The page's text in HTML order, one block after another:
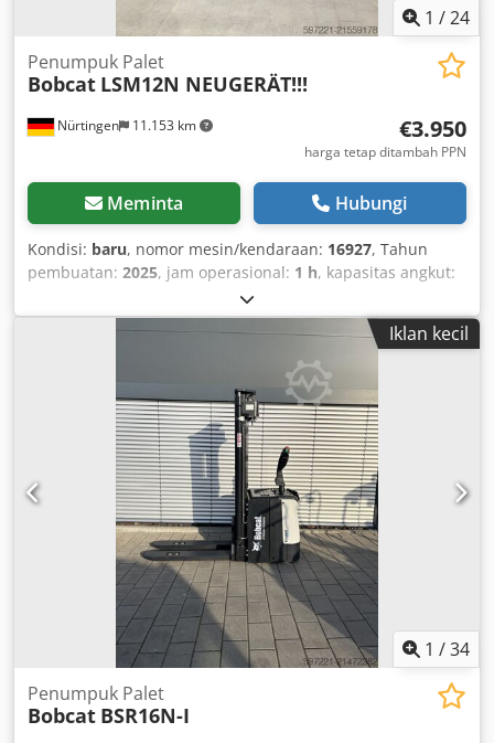
1 /24
Nürtingen 11.153 km
Penumpuk Palet
Bobcat LSM12N NEUGERÄT!!!
€3.950
harga tetap ditambah PPN
Meminta Hubungi
Kondisi: baru, nomor mesin/kendaraan: 16927, Tahun
pembuatan: 2025, jam operasional: 1 h, kapasitas angkut:
3.620 mm
jenis bahan bakar:listrik, tipe tiang:simpleks, tinggi
, tegangan baterai:24 V, panjang
, berat keseluruhan:576 kg
Nomor Seri: OBWNL-003130 Spesifikasi Baterai: 24V 60Ah
Cjdpjyv S Rmofx Ab Aerf
Iklan kecil
1 /34
Penumpuk Palet
Bobcat BSR16N-I